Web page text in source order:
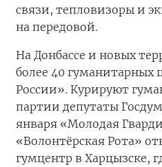
связи, тепловизоры и
на передовой.
На Донбассе и новых
более 40 гуманитарных
России». Курируют
партии депутаты
января «Молодая
«Волонтёрская Рота»
гумцентр в Харцызске,